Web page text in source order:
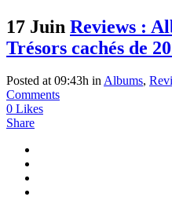
17 Juin Reviews :
Trésors cachés de
Posted at 09:43h inAlbums,
Comments
0 Likes
Share